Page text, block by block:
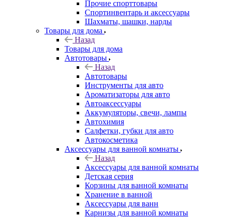
Прочие спорттовары
Спортинвентарь и аксессуары
Шахматы, шашки, нарды
Товары для дома
Назад
Товары для дома
Автотовары
Назад
Автотовары
Инструменты для авто
Ароматизаторы для авто
Автоаксессуары
Аккумуляторы, свечи, лампы
Автохимия
Салфетки, губки для авто
Автокосметика
Аксессуары для ванной комнаты
Назад
Аксессуары для ванной комнаты
Детская серия
Корзины для ванной комнаты
Хранение в ванной
Аксессуары для ванн
Карнизы для ванной комнаты